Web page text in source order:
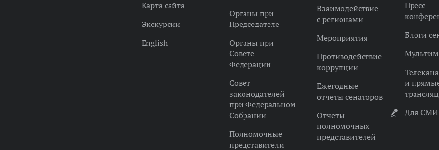
Карта сайта
Экскурсии
English
Органы при
Председателе
Органы при
Совете
Федерации
Совет
законодателей
при Федеральном
Собрании
Полномочные
представители
Взаимодействие
с регионами
Мероприятия
Противодействие
коррупции
Ежегодные
отчеты сенаторов
Отчеты
полномочных
представителей
Пресс-
Блоги
и
Для СМИ